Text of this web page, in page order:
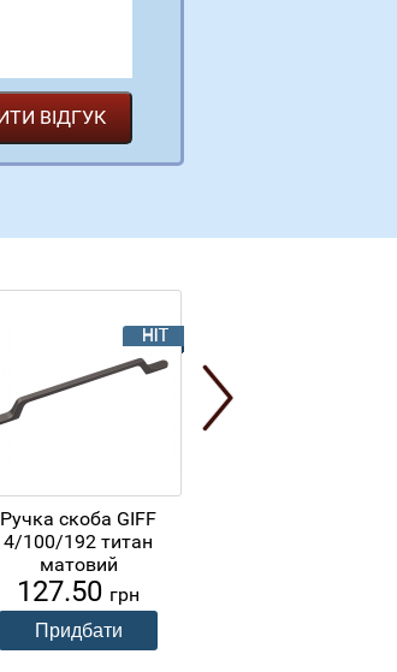
Ручка скоба GIFF
4/100/192 титан
матовий
127.50 грн